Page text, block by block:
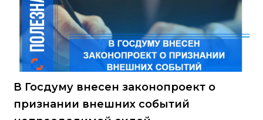
В Госдуму внесен законопроект о
признании внешних событий